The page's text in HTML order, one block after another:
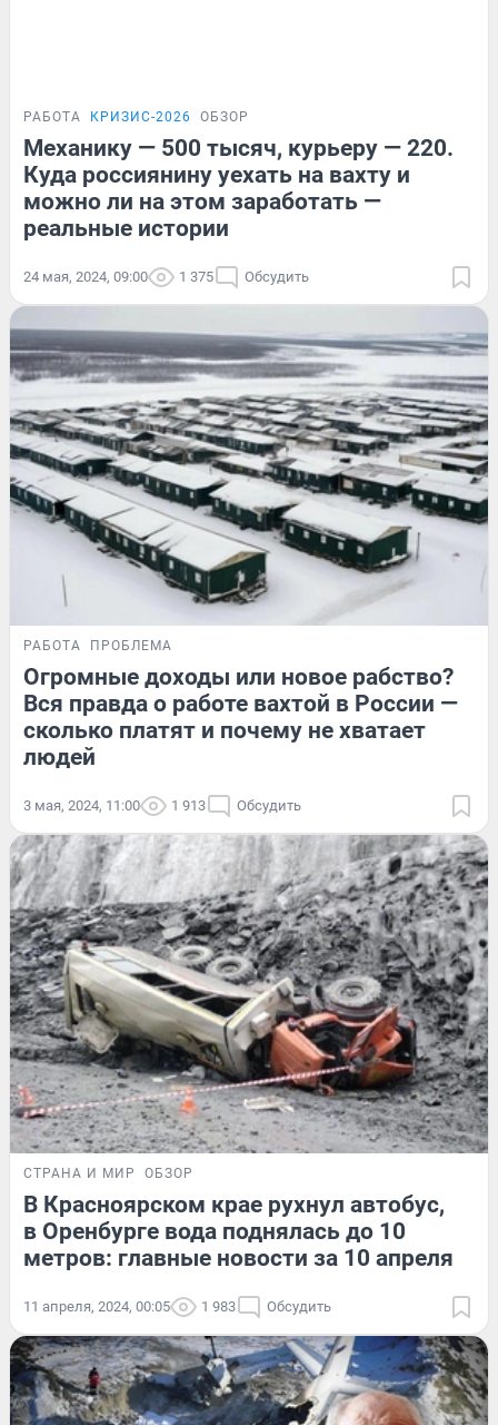
РАБОТА КРИЗИС-2026 ОБЗОР
Механику — 500 тысяч, курьеру — 220.
Куда россиянину уехать на вахту и
можно ли на этом заработать —
реальные истории
24 мая, 2024, 09:00 1 375 Обсудить
РАБОТА ПРОБЛЕМА
Огромные доходы или новое рабство?
Вся правда о работе вахтой в России —
сколько платят и почему не хватает
людей
3 мая, 2024, 11:00 1 913 Обсудить
СТРАНА И МИР ОБЗОР
В Красноярском крае рухнул автобус,
в Оренбурге вода поднялась до 10
метров: главные новости за 10 апреля
11 апреля, 2024, 00:05 1 983 Обсудить